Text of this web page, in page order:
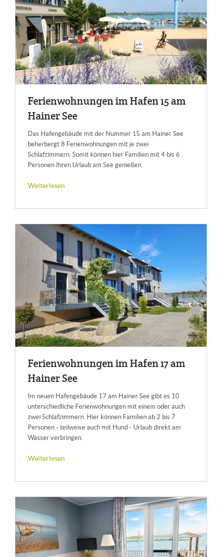
Fe­ri­en­woh­nun­gen im Ha­fen 15 am
Hai­ner See
Das Hafengebäude mit der Nummer 15 am Hainer See
beherbergt 8 Ferienwohnungen mit je zwei
Schlafzimmern. Somit können hier Familien mit 4 bis 6
Personen Ihren Urlaub am See genießen.
Weiterlesen
Fe­ri­en­woh­nun­gen im Ha­fen 17 am
Hai­ner See
Im neuen Hafengebäude 17 am Hainer See gibt es 10
unterschiedliche Ferienwohnungen mit einem oder auch
zwei Schlafzimmern. Hier können Familien ab 2 bis 7
Personen - teilweise auch mit Hund - Urlaub direkt am
Wasser verbringen.
Weiterlesen